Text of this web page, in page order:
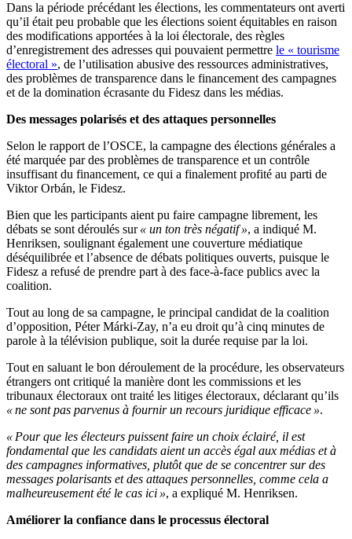
Dans la période précédant les élections, les commentateurs ont averti
qu’il était peu probable que les élections soient équitables en raison
des modifications apportées à la loi électorale, des règles
d’enregistrement des adresses qui pouvaient permettre le « tourisme
électoral », de l’utilisation abusive des ressources administratives,
des problèmes de transparence dans le financement des campagnes
et de la domination écrasante du Fidesz dans les médias.
Des messages polarisés et des attaques personnelles
Selon le rapport de l’OSCE, la campagne des élections générales a
été marquée par des problèmes de transparence et un contrôle
insuffisant du financement, ce qui a finalement profité au parti de
Viktor Orbán, le Fidesz.
Bien que les participants aient pu faire campagne librement, les
débats se sont déroulés sur« un ton très négatif », a indiqué M.
Henriksen, soulignant également une couverture médiatique
déséquilibrée et l’absence de débats politiques ouverts, puisque le
Fidesz a refusé de prendre part à des face-à-face publics avec la
coalition.
Tout au long de sa campagne, le principal candidat de la coalition
d’opposition, Péter Márki-Zay, n’a eu droit qu’à cinq minutes de
parole à la télévision publique, soit la durée requise par la loi.
Tout en saluant le bon déroulement de la procédure, les observateurs
étrangers ont critiqué la manière dont les commissions et les
tribunaux électoraux ont traité les litiges électoraux, déclarant qu’ils
« ne sont pas parvenus à fournir un recours juridique efficace ».
« Pour que les électeurs puissent faire un choix éclairé, il est
fondamental que les candidats aient un accès égal aux médias et à
des campagnes informatives, plutôt que de se concentrer sur des
messages polarisants et des attaques personnelles, comme cela a
malheureusement été le cas ici », a expliqué M. Henriksen.
Améliorer la confiance dans le processus électoral